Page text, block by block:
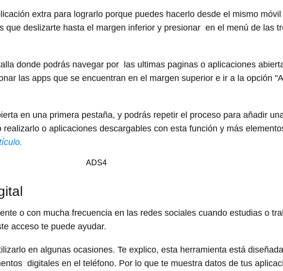
extra para lograrlo porque puedes hacerlo desde el mismo móvil
que deslizarte hasta el margen inferior y presionar en el menú de las
donde podrás navegar por las ultimas paginas o aplicaciones
las apps que se encuentran en el margen superior e ir a la opción
en una primera pestaña, y podrás repetir el proceso para añadir
o aplicaciones descargables con esta función y más
ADS4
o con mucha frecuencia en las redes sociales cuando estudias o
acceso te puede ayudar.
en algunas ocasiones. Te explico, esta herramienta está
digitales en el teléfono. Por lo que te muestra datos de tus